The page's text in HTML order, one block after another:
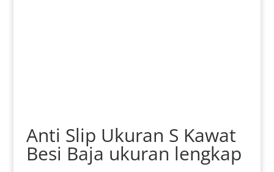
Anti Slip Ukuran S Kawat
Besi Baja ukuran lengkap